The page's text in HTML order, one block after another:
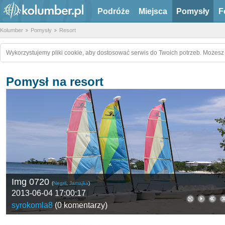
Podróże Miejsca Pomysły
Kolumber Pomysły Resort
Wykorzystujemy pliki cookie, aby dostosować serwis do Twoich potrzeb.
Pomysł na resort
Img 0720 (Negril Jamajka)
2013-06-04 17:00:17
syrokomla8 (0 komentarzy)